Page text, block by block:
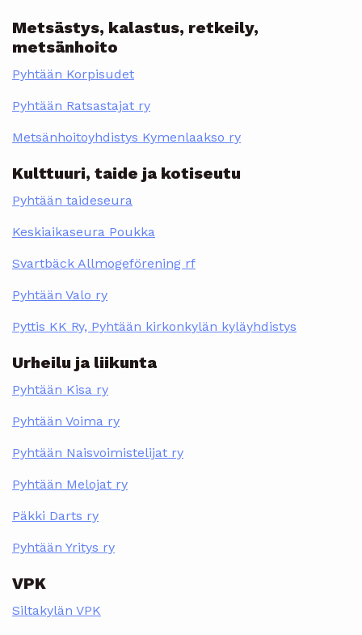
Metsästys, kalastus, retkeily,
metsänhoito
Pyhtään Korpisudet
Pyhtään Ratsastajat ry
Metsänhoitoyhdistys Kymenlaakso ry
Kulttuuri, taide ja kotiseutu
Pyhtään taideseura
Keskiaikaseura Poukka
Svartbäck Allmogeförening rf
Pyhtään Valo ry
Pyttis KK Ry, Pyhtään kirkonkylän kyläyhdistys
Urheilu ja liikunta
Pyhtään Kisa ry
Pyhtään Voima ry
Pyhtään Naisvoimistelijat ry
Pyhtään Melojat ry
Päkki Darts ry
Pyhtään Yritys ry
VPK
Siltakylän VPK